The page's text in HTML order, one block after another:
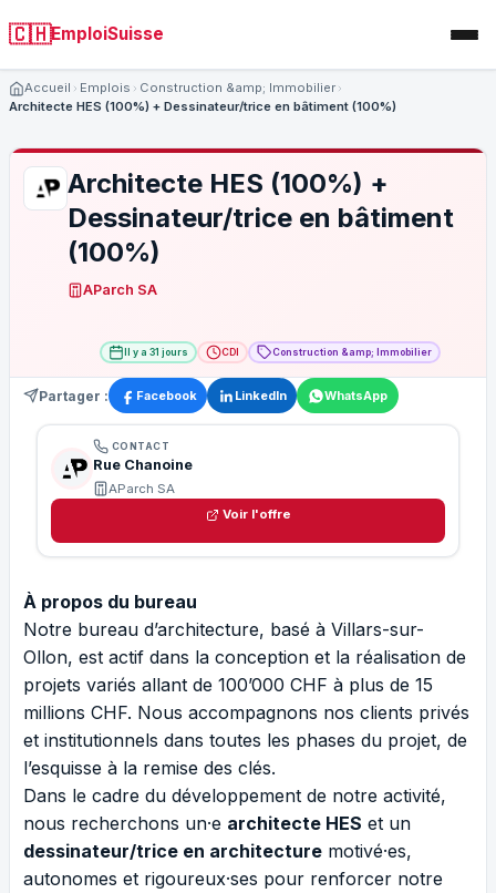
🇨🇭EmploiSuisse
Accueil Emplois
Construction &amp; Immobilier
Architecte HES (100%) + Dessinateur/trice en bâtiment (100%)
Architecte HES (100%) +
Dessinateur/trice en bâtiment
(100%)
AParch SA
Il y a 31 jours CDI Construction &amp; Immobilier
Partager : Facebook LinkedIn WhatsApp
CONTACT
Rue Chanoine
AParch SA
Voir l'offre
À propos du bureau
Notre bureau d’architecture, basé à Villars-sur-
Ollon, est actif dans la conception et la réalisation de
projets variés allant de 100’000 CHF à plus de 15
millions CHF. Nous accompagnons nos clients privés
et institutionnels dans toutes les phases du projet, de
l’esquisse à la remise des clés.
Dans le cadre du développement de notre activité,
nous recherchons un·e architecte HES et un
dessinateur/trice en architecture motivé·es,
autonomes et rigoureux·ses pour renforcer notre